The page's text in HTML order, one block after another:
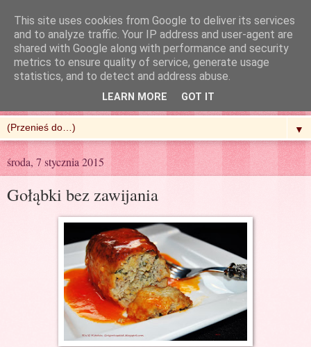
R'n'G Kitchen
▼
środa, 7 stycznia 2015
Gołąbki bez zawijania
This site uses cookies from Google to deliver its services
and to analyze traffic. Your IP address and user-agent are
shared with Google along with performance and security
metrics to ensure quality of service, generate usage
statistics, and to detect and address abuse.
LEARN MORE GOT IT